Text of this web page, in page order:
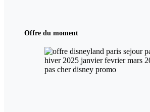
Offre du moment